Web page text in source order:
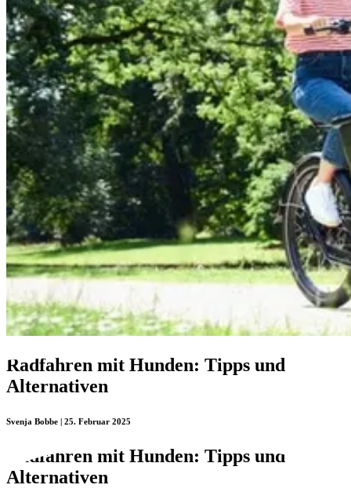
Radfahren mit Hunden: Tipps und
Alternativen
Svenja Bobbe | 25. Februar 2025
Radfahren mit Hunden: Tipps und
Alternativen